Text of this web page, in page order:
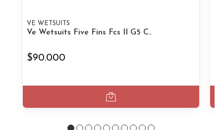
VE WETSUITS
Ve Wetsuits Five Fins Fcs II G5 C..
$90.000